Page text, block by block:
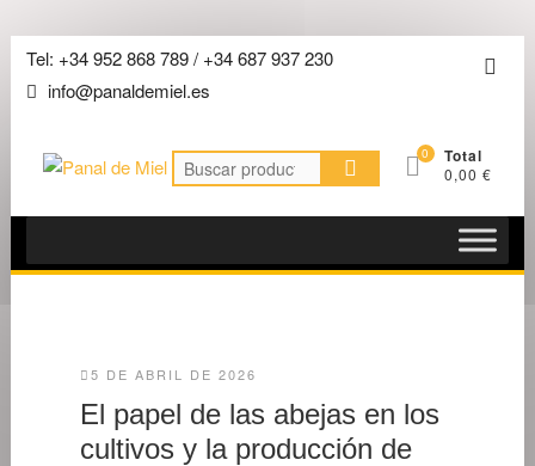
Saltar
contenido
Tel: +34 952 868 789 / +34 687 937 230
info@panaldemiel.es
barra
Buscar
por:
0 Total
0,00 €
5 DE ABRIL DE 2026
El papel de las abejas en los
cultivos y la producción de